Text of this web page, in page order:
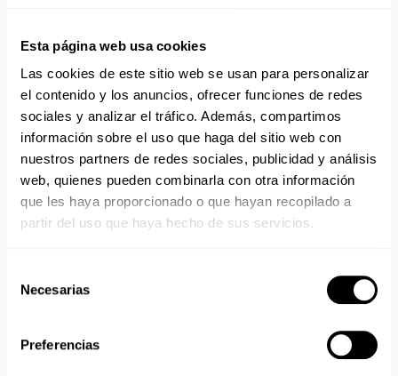
Esta página web usa cookies
Las cookies de este sitio web se usan para personalizar
el contenido y los anuncios, ofrecer funciones de redes
sociales y analizar el tráfico. Además, compartimos
información sobre el uso que haga del sitio web con
nuestros partners de redes sociales, publicidad y análisis
web, quienes pueden combinarla con otra información
que les haya proporcionado o que hayan recopilado a
partir del uso que haya hecho de sus servicios.
Necesarias
Preferencias
Canarias, Baleares, Ceuta y Melilla.
ENVÍOS EN AGOSTO
No realizamos envíos del 10 al 21 de agosto.
Reanudamos envíos el día 24 de agosto para productos
con disponibilidad 24/48 horas.
Si adquieres productos con distinto plazo de entrega, el
pedido se envía cuando está completo.
Los productos sin disponibilidad 24 horas serán servidos a
bordados y estampados está cerrado en agosto. Se
reanudan las personalizaciones por orden de compra a